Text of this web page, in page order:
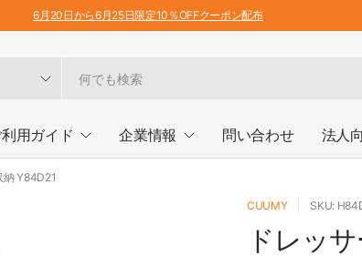
6月20日から6月25日限定10％OFFクーポン配布
用ガイド 企業情報 問い合わせ 法人
納 Y84D21
CUUMY SKU:
ドレッ